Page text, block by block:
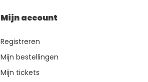
Mijn account
Registreren
Mijn bestellingen
Mijn tickets